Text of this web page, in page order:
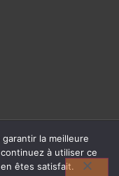
| CGV|
Politique
946
la meilleure
à utiliser ce
êtes satisfait.